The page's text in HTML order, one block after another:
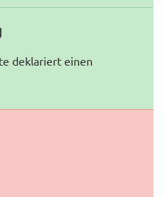
deklariert einen